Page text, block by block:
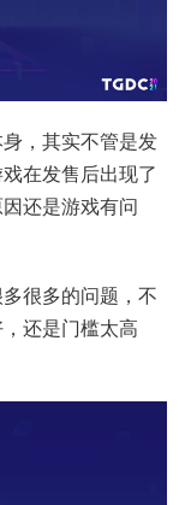
，其实不管是发
在发售后出现了
还是游戏有问
很多的问题，不
还是门槛太高